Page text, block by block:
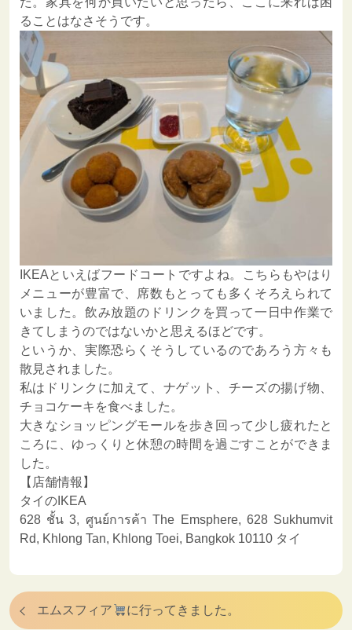
ることはなさそうです。
IKEAといえばフードコートですよね。こちらもやはり
メニューが豊富で、席数もとっても多くそろえられて
いました。飲み放題のドリンクを買って一日中作業で
きてしまうのではないかと思えるほどです。
というか、実際恐らくそうしているのであろう方々も
散見されました。
私はドリンクに加えて、ナゲット、チーズの揚げ物、
チョコケーキを食べました。
大きなショッピングモールを歩き回って少し疲れたと
ころに、ゆっくりと休憩の時間を過ごすことができま
した。
【店舗情報】
タイのIKEA
628 ชั้น 3, ศูนย์การค้า The Emsphere, 628 Sukhumvit
Rd, Khlong Tan, Khlong Toei, Bangkok 10110 タイ
エムスフィア に行ってきました。